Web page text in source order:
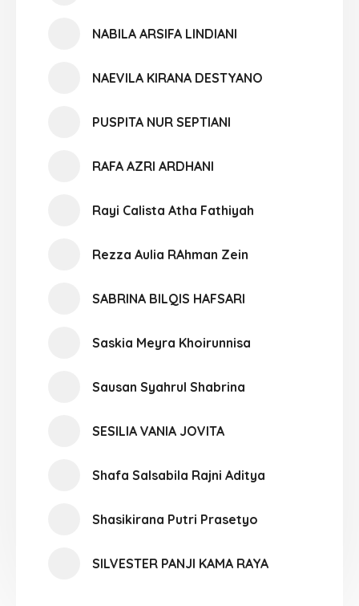
NABILA ARSIFA LINDIANI
NAEVILA KIRANA DESTYANO
PUSPITA NUR SEPTIANI
RAFA AZRI ARDHANI
Rayi Calista Atha Fathiyah
Rezza Aulia RAhman Zein
SABRINA BILQIS HAFSARI
Saskia Meyra Khoirunnisa
Sausan Syahrul Shabrina
SESILIA VANIA JOVITA
Shafa Salsabila Rajni Aditya
Shasikirana Putri Prasetyo
SILVESTER PANJI KAMA RAYA